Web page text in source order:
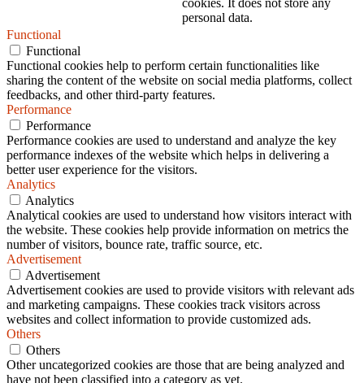
cookies. It does not store any
personal data.
Functional
Functional
Functional cookies help to perform certain functionalities like
sharing the content of the website on social media platforms, collect
feedbacks, and other third-party features.
Performance
Performance
Performance cookies are used to understand and analyze the key
performance indexes of the website which helps in delivering a
better user experience for the visitors.
Analytics
Analytics
Analytical cookies are used to understand how visitors interact with
the website. These cookies help provide information on metrics the
number of visitors, bounce rate, traffic source, etc.
Advertisement
Advertisement
Advertisement cookies are used to provide visitors with relevant ads
and marketing campaigns. These cookies track visitors across
websites and collect information to provide customized ads.
Others
Others
Other uncategorized cookies are those that are being analyzed and
have not been classified into a category as yet.